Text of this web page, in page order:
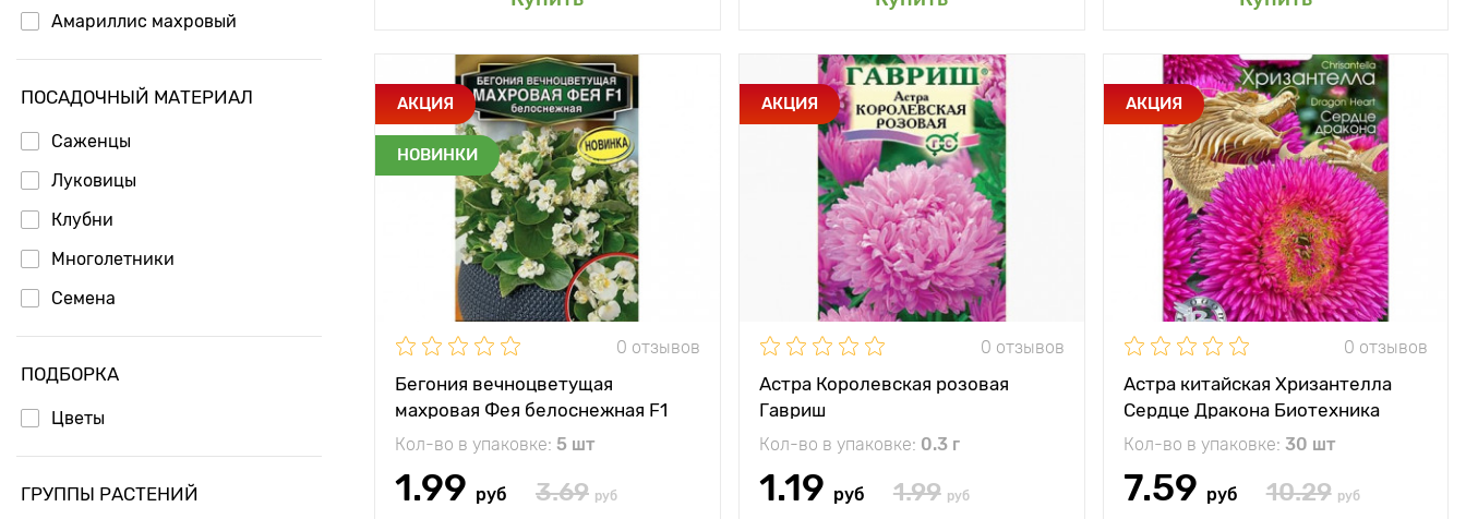
Амариллис махровый
Анемона
Арункус (волжанка)
Астильба
Астра
Астра альпийская
Астра китайская
Астра новобельгийская
Астранция
Ахиллея (тысячелистник)
Бадан (Бергения)
Банан
Бегония
ПОСАДОЧНЫЙ МАТЕРИАЛ
Саженцы
Луковицы
Клубни
Многолетники
Семена
ПОДБОРКА
Цветы
ГРУППЫ РАСТЕНИЙ
АКЦИЯ
НОВИНКИ
0 отзывов
Бегония вечноцветущая
махровая Фея белоснежная F1
Аэлита
Кол-во в упаковке: 5 шт
1.99 руб 3.69 руб
Особенности
Они хорошо
ветвятся и
образуют
множество нежно-
розовых цветков
Высота растения 20 - 25 см
Растояние между
растениями
30 х 30 см
Местоположение солнечное место
АКЦИЯ
0 отзывов
Астра Королевская розовая
Гавриш
Кол-во в упаковке: 0.3 г
1.19 руб 1.99 руб
Особенности
Соцветия крупные,
пионовидные,
розовой окраски
Высота растения до 100 см
Растояние между
растениями
30 х 40 см
Местоположение солнечное место
АКЦИЯ
0 отзывов
Астра китайская Хризантелла
Сердце Дракона Биотехника
Кол-во в упаковке: 30 шт
7.59 руб 10.29 руб
Особенности
Новейшее
направление в
селекции
Высота растения 60 - 80 см
Растояние между
растениями
30 х 40 см
Местоположение солнечное место